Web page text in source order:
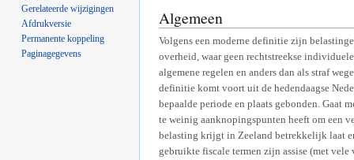
Algemeen
Volgens een moderne definitie zijn
overheid, waar geen rechtstreekse
algemene regelen en anders dan als straf
definitie komt voort uit de hedendaagse
bepaalde periode en plaats gebonden. Gaat
te weinig aanknopingspunten heeft om een
belasting krijgt in Zeeland betrekkelijk laat
gebruikte fiscale termen zijn assise (met
Gerelateerde wijzigingen
Afdrukversie
Permanente koppeling
Paginagegevens